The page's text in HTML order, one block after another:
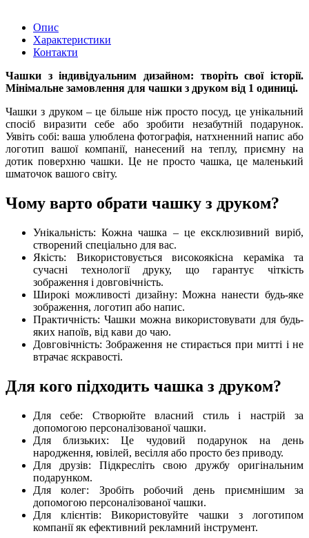
Опис
Характеристики
Контакти
Чашки з індивідуальним дизайном: творіть свої історії.
Мінімальне замовлення для чашки з друком від 1 одиниці.
Чашки з друком – це більше ніж просто посуд, це унікальний
спосіб виразити себе або зробити незабутній подарунок.
Уявіть собі: ваша улюблена фотографія, натхненний напис або
логотип вашої компанії, нанесений на теплу, приємну на
дотик поверхню чашки. Це не просто чашка, це маленький
шматочок вашого світу.
Чому варто обрати чашку з друком?
Унікальність: Кожна чашка – це ексклюзивний виріб,
створений спеціально для вас.
Якість: Використовується високоякісна кераміка та
сучасні технології друку, що гарантує чіткість
зображення і довговічність.
Широкі можливості дизайну: Можна нанести будь-яке
зображення, логотип або напис.
Практичність: Чашки можна використовувати для будь-
яких напоїв, від кави до чаю.
Довговічність: Зображення не стирається при митті і не
втрачає яскравості.
Для кого підходить чашка з друком?
Для себе: Створюйте власний стиль і настрій за
допомогою персоналізованої чашки.
Для близьких: Це чудовий подарунок на день
народження, ювілей, весілля або просто без приводу.
Для друзів: Підкресліть свою дружбу оригінальним
подарунком.
Для колег: Зробіть робочий день приємнішим за
допомогою персоналізованої чашки.
Для клієнтів: Використовуйте чашки з логотипом
компанії як ефективний рекламний інструмент.